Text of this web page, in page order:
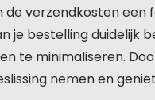
de verzendkosten een
je bestelling duidelijk
te minimaliseren.
nemen en